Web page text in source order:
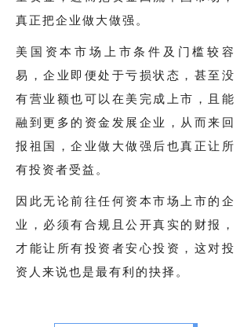
真正把企业做大做强。
美国资本市场上市条件及门槛较容
易，企业即便处于亏损状态，甚至没
有营业额也可以在美完成上市，且能
融到更多的资金发展企业，从而来回
报祖国，企业做大做强后也真正让所
有投资者受益。
因此无论前往任何资本市场上市的企
业，必须有合规且公开真实的财报，
才能让所有投资者安心投资，这对投
资人来说也是最有利的抉择。